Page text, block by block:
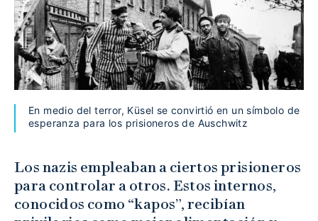
En medio del terror, Küsel se convirtió en un símbolo de
esperanza para los prisioneros de Auschwitz
Los nazis empleaban a ciertos prisioneros
para controlar a otros. Estos internos,
conocidos como “kapos”, recibían